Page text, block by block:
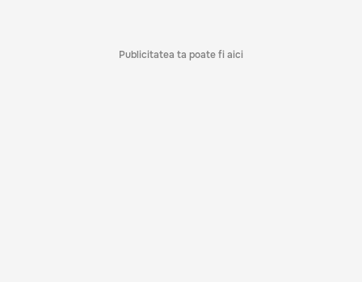
Publicitatea ta poate fi aici